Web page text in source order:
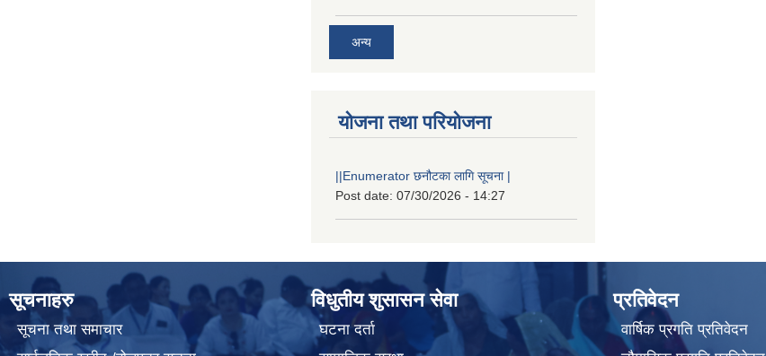
अन्य
योजना तथा परियोजना
||Enumerator छनौटका लागि सूचना |
Post date: 07/30/2026 - 14:27
सूचनाहरु
सूचना तथा समाचार
विधुतीय शुसासन सेवा
घटना दर्ता
प्रतिवेदन
वार्षिक प्रगति प्रतिवेदन